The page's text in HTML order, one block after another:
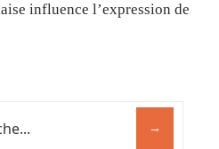
influence l’expression de